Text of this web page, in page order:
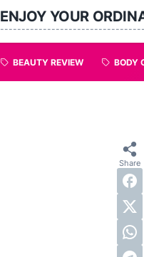
ENJOY YOUR
BEAUTY REVIEW BODY